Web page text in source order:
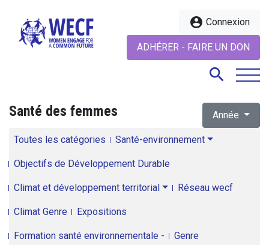
account_circle Connexion
ADHÉRER - FAIRE UN DON
search
Santé des femmes Année
Toutes les catégories Santé-environnement
Objectifs de Développement Durable
Climat et développement territorial Réseau wecf
Climat Genre Expositions
Formation santé environnementale - Genre